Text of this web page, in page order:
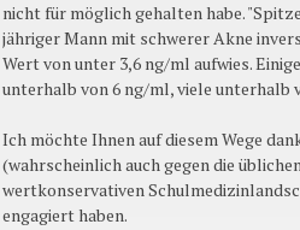
nicht für möglich gehalten habe.
jähriger Mann mit schwerer Akne
Wert von unter 3,6 ng/ml aufwies.
unterhalb von 6 ng/ml, viele unterhalb
Ich möchte Ihnen auf diesem Wege
(wahrscheinlich auch gegen die
wertkonservativen
engagiert haben.